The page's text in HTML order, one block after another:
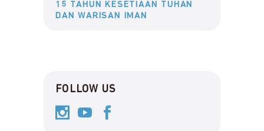
15 TAHUN KESETIAAN TUHAN
DAN WARISAN IMAN
FOLLOW US